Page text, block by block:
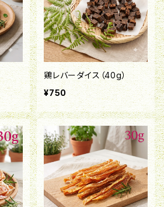
鶏レバーダイス（40g）
¥750